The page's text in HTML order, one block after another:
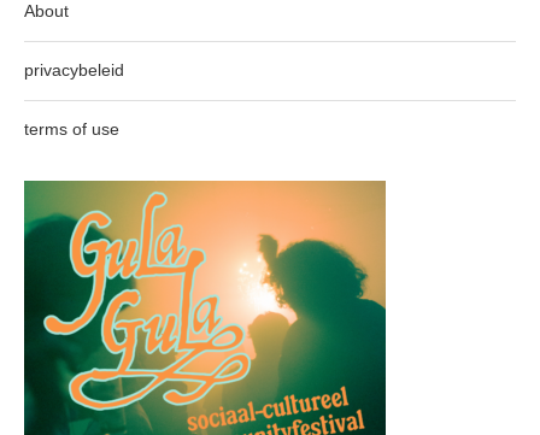
About
privacybeleid
terms of use